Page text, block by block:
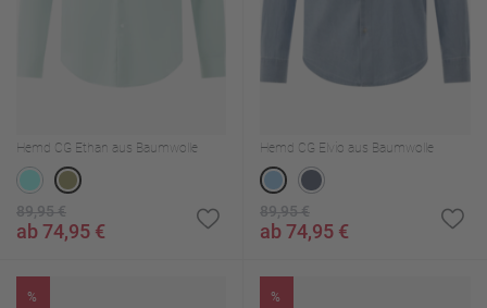
Hemd CG Ethan aus Baumwolle
89,95 €
ab 74,95 €
Hemd CG Elvio aus Baumwolle
89,95 €
ab 74,95 €
% %